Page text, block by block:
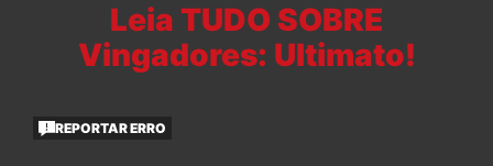
Leia TUDO SOBRE
Vingadores: Ultimato!
REPORTAR ERRO